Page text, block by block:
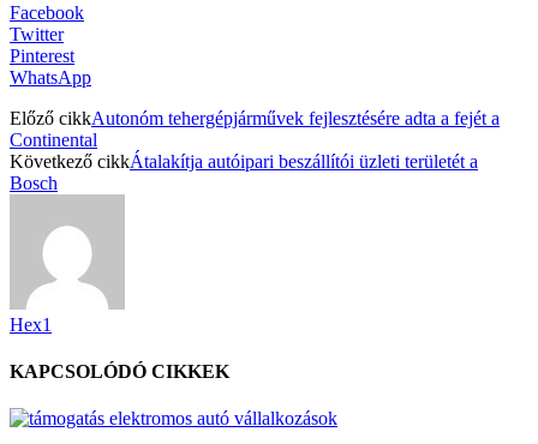
Facebook
Twitter
Pinterest
WhatsApp
Előző cikkAutonóm tehergépjárművek fejlesztésére adta a fejét a
Continental
Következő cikkÁtalakítja autóipari beszállítói üzleti területét a
Bosch
Hex1
KAPCSOLÓDÓ CIKKEK